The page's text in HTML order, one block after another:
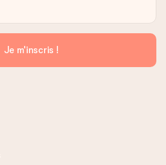
Je m'inscris !